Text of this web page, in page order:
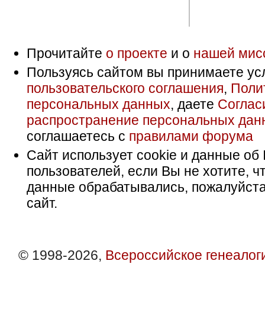
Прочитайте о проекте и о нашей
Пользуясь сайтом вы принимаете
пользовательского соглашения,
персональных данных, даете
распространение персональных
соглашаетесь с правилами форума
Сайт использует cookie и данные об
пользователей, если Вы не хотите,
данные обрабатывались,
сайт.
© 1998-2026, Всероссийское